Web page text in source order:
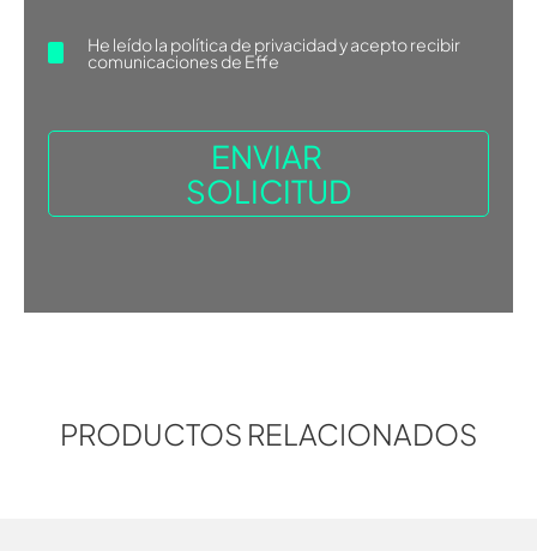
He leído la política de privacidady acepto recibir
comunicaciones de Effe
PRODUCTOS RELACIONADOS